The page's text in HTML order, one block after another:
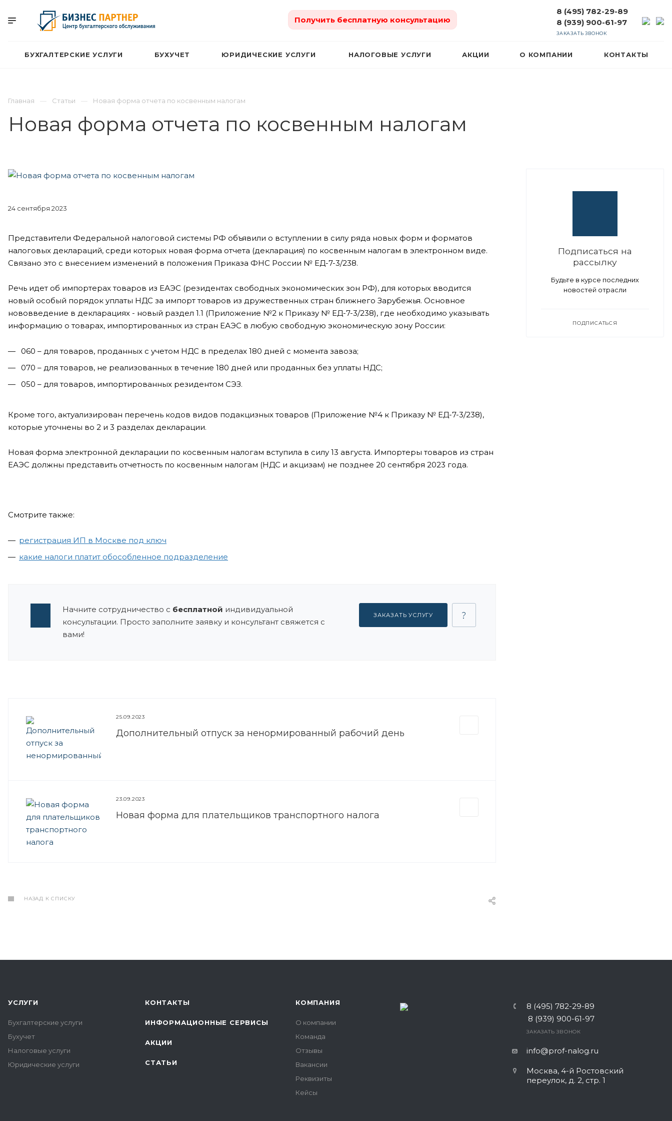
Получить бесплатную консультацию
8 (495) 782-29-89
8 (939) 900-61-97
ЗАКАЗАТЬ ЗВОНОК
БУХГАЛТЕРСКИЕ УСЛУГИ БУХУЧЕТ ЮРИДИЧЕСКИЕ УСЛУГИ НАЛОГОВЫЕ УСЛУГИ АКЦИИ О КОМПАНИИ КОНТАКТЫ
Главная Статьи Новая форма отчета по косвенным налогам
Новая форма отчета по косвенным налогам
24 сентября 2023
Представители Федеральной налоговой системы РФ объявили о вступлении в силу ряда новых форм и форматов
налоговых деклараций, среди которых новая форма отчета (декларация) по косвенным налогам в электронном виде.
Связано это с внесением изменений в положения Приказа ФНС России № ЕД-7-3/238.
Речь идет об импортерах товаров из ЕАЭС (резидентах свободных экономических зон РФ), для которых вводится
новый особый порядок уплаты НДС за импорт товаров из дружественных стран ближнего Зарубежья. Основное
нововведение в декларациях - новый раздел 1.1 (Приложение №2 к Приказу № ЕД-7-3/238), где необходимо указывать
информацию о товарах, импортированных из стран ЕАЭС в любую свободную экономическую зону России:
060 – для товаров, проданных с учетом НДС в пределах 180 дней с момента завоза;
070 – для товаров, не реализованных в течение 180 дней или проданных без уплаты НДС;
050 – для товаров, импортированных резидентом СЭЗ.
Кроме того, актуализирован перечень кодов видов подакцизных товаров (Приложение №4 к Приказу № ЕД-7-3/238),
которые уточнены во 2 и 3 разделах декларации.
Новая форма электронной декларации по косвенным налогам вступила в силу 13 августа. Импортеры товаров из стран
ЕАЭС должны представить отчетность по косвенным налогам (НДС и акцизам) не позднее 20 сентября 2023 года.
Смотрите также:
регистрация ИП в Москве под ключ
какие налоги платит обособленное подразделение
Начните сотрудничество с бесплатной индивидуальной
консультации. Просто заполните заявку и консультант свяжется с
вами!
ЗАКАЗАТЬ УСЛУГУ
Подписаться на
рассылку
Будьте в курсе последних
новостей отрасли
ПОДПИСАТЬСЯ
25.09.2023
Дополнительный отпуск за ненормированный рабочий день
23.09.2023
Новая форма для плательщиков транспортного налога
НАЗАД К СПИСКУ
УСЛУГИ
Бухгалтерские услуги
Бухучет
Налоговые услуги
Юридические услуги
КОНТАКТЫ
ИНФОРМАЦИОННЫЕ СЕРВИСЫ
АКЦИИ
СТАТЬИ
КОМПАНИЯ
О компании
Команда
Отзывы
Вакансии
Реквизиты
Кейсы
8 (495) 782-29-89
8 (939) 900-61-97
ЗАКАЗАТЬ ЗВОНОК
info@prof-nalog.ru
Москва, 4-й Ростовский
переулок, д. 2, стр. 1